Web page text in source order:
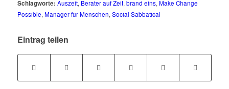
Schlagworte: Auszeit, Berater auf Zeit, brand eins, Make Change
Possible, Manager für Menschen, Social Sabbatical
Eintrag teilen